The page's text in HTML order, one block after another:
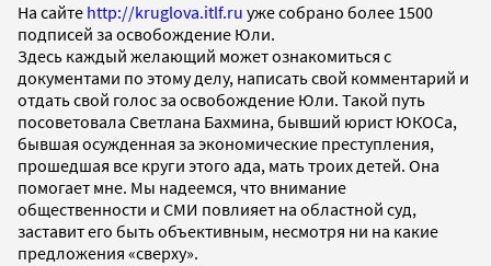
На сайте http://kruglova.itlf.ru уже собрано более 1500
подписей за освобождение Юли.
Здесь каждый желающий может ознакомиться с
документами по этому делу, написать свой комментарий и
отдать свой голос за освобождение Юли. Такой путь
посоветовала Светлана Бахмина, бывший юрист ЮКОСа,
бывшая осужденная за экономические преступления,
прошедшая все круги этого ада, мать троих детей. Она
помогает мне. Мы надеемся, что внимание
общественности и СМИ повлияет на областной суд,
заставит его быть объективным, несмотря ни на какие
предложения «сверху».